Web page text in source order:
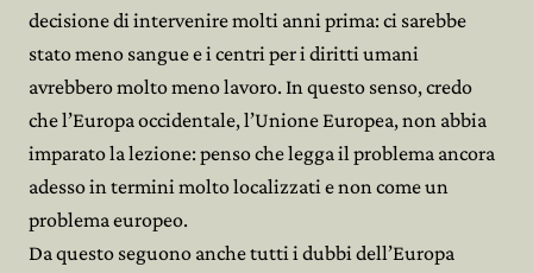
decisione di intervenire molti anni prima: ci sarebbe
stato meno sangue e i centri per i diritti umani
avrebbero molto meno lavoro. In questo senso, credo
che l’Europa occidentale, l’Unione Europea, non abbia
imparato la lezione: penso che legga il problema ancora
adesso in termini molto localizzati e non come un
problema europeo.
Da questo seguono anche tutti i dubbi dell’Europa